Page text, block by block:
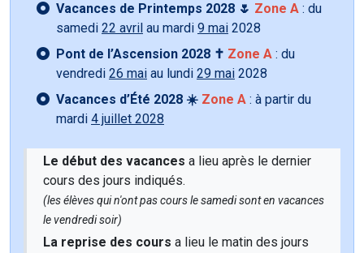
Vacances de Printemps 2028 🌷 Zone A : du
samedi 22 avril au mardi 9 mai 2028
Pont de l’Ascension 2028 ✝️ Zone A : du
vendredi 26 mai au lundi 29 mai 2028
Vacances d’Été 2028 ☀️ Zone A : à partir du
mardi 4 juillet 2028
Le début des vacances a lieu après le dernier
cours des jours indiqués.
(les élèves qui n'ont pas cours le samedi sont en vacances
le vendredi soir)
La reprise des cours a lieu le matin des jours